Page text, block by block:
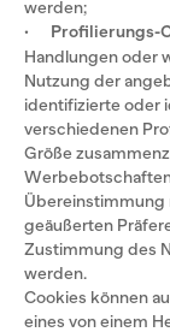
werden;
·
Profilierungs-
Handlungen oder
Nutzung der
identifizierte oder
verschiedenen
Größe
Übereinstimmung
geäußerten
Zustimmung des
werden.
Cookies können
eines von einem